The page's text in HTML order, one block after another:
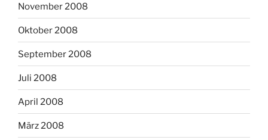
November 2008
Oktober 2008
September 2008
Juli 2008
April 2008
März 2008